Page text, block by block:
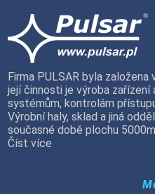
Firma PULSAR byla
její činnosti je výroba
systémům, kontrolám
Výrobní haly, sklad a jiná
současné době plochu 5000m
Číst více